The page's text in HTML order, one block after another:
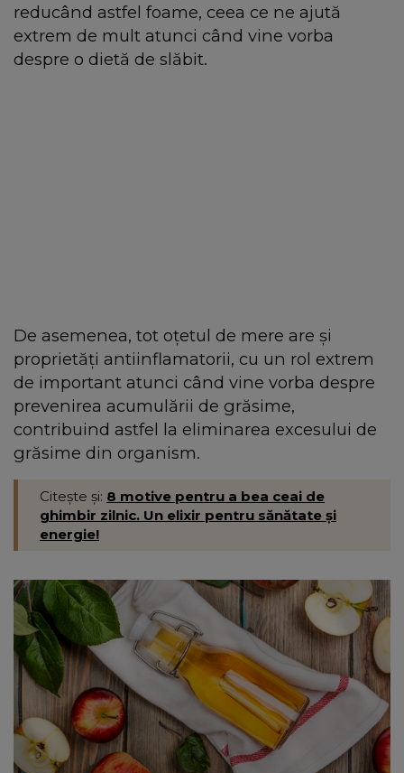
reducând astfel foame, ceea ce ne ajută
extrem de mult atunci când vine vorba
despre o dietă de slăbit.
De asemenea, tot oțetul de mere are și
proprietăți antiinflamatorii, cu un rol extrem
de important atunci când vine vorba despre
prevenirea acumulării de grăsime,
contribuind astfel la eliminarea excesului de
grăsime din organism.
Citește și: 8 motive pentru a bea ceai de
ghimbir zilnic. Un elixir pentru sănătate și
energie!